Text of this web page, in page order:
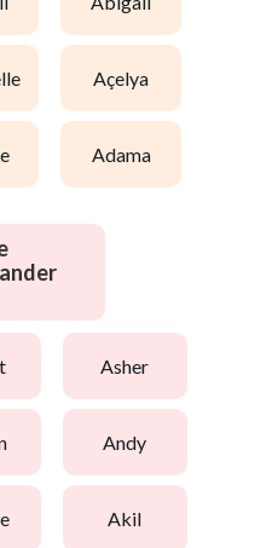
açelya
adama
asher
andy
akil